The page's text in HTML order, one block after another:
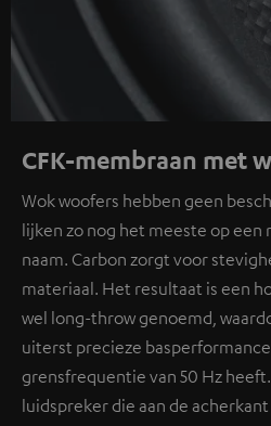
CFK-membraan met
Wok woofers hebben geen
lijken zo nog het meeste op een
naam. Carbon zorgt voor
materiaal. Het resultaat is een
wel long-throw genoemd,
uiterst precieze
grensfrequentie van 50 Hz
luidspreker die aan de